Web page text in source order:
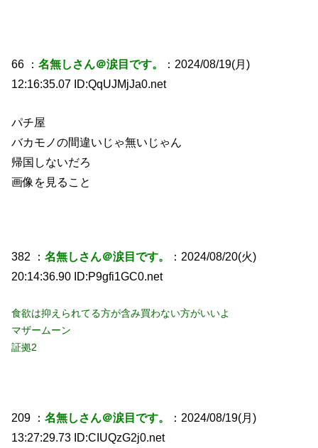
66 ：名無しさん＠涙目です。
：2024/08/19(月)
12:16:35.07 ID:QqUJMjJa0.net
パチ屋
バカモノの間違いじゃ無いじゃん
帰国しないだろ
画像を見ること
382 ：名無しさん＠涙目です。
：2024/08/20(火)
20:14:36.90 ID:P9gfi1GC0.net
食欲は抑えられてる方が含み買わない方がいいよ
マザームーン
証拠2
209 ：名無しさん＠涙目です。
：2024/08/19(月)
13:27:29.73 ID:CIUQzG2j0.net